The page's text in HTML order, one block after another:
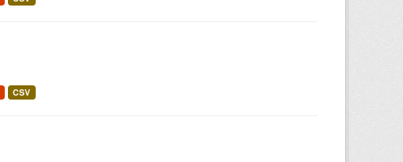
CSV